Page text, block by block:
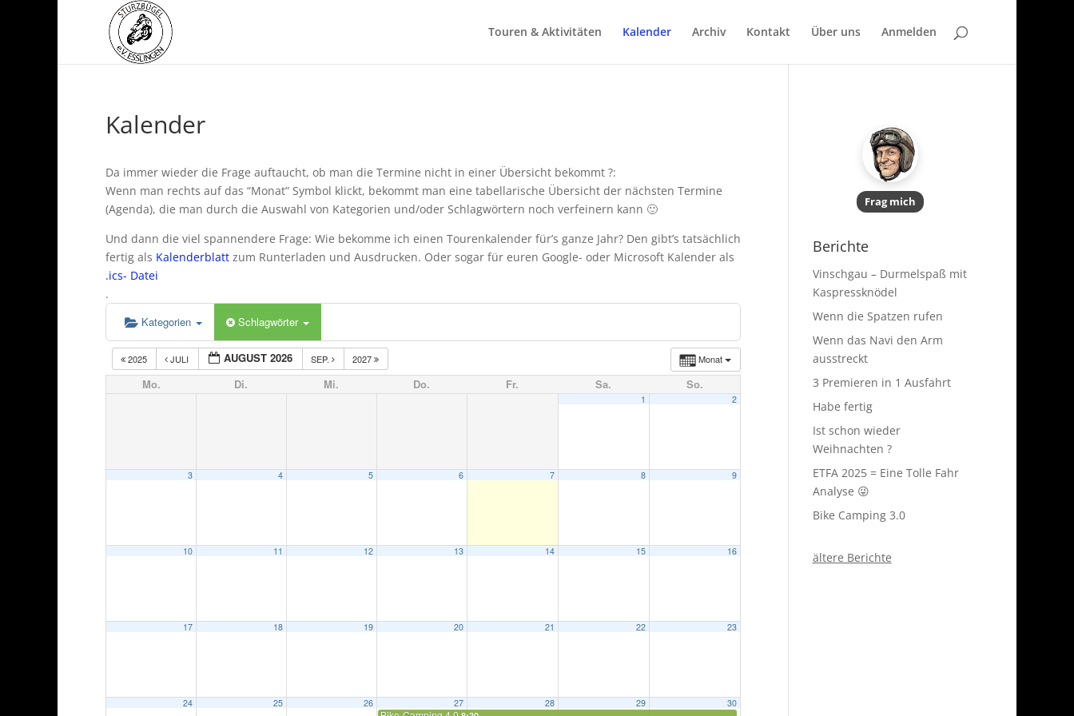
Touren & Aktivitäten Kalender Archiv Kontakt Über uns Anmelden
Kalender
Da immer wieder die Frage auftaucht, ob man die Termine nicht in einer Übersicht bekommt ?:
Wenn man rechts auf das “Monat” Symbol klickt, bekommt man eine tabellarische Übersicht der nächsten Termine
(Agenda), die man durch die Auswahl von Kategorien und/oder Schlagwörtern noch verfeinern kann 🙂
Und dann die viel spannendere Frage: Wie bekomme ich einen Tourenkalender für’s ganze Jahr? Den gibt’s tatsächlich
fertig als Kalenderblatt zum Runterladen und Ausdrucken. Oder sogar für euren Google- oder Microsoft Kalender als
.ics- Datei
.
Kategorien
Schlagwörter
Monat
2025 JULI AUGUST 2026 SEP. 2027
Mo. Di. Mi. Do. Fr. Sa. So.
1 2
3 4 5 6 7 8 9
10 11 12 13 14 15 16
17 18 19 20 21 22 23
24 25 26 27 28 29 30
Frag mich
Berichte
Vinschgau – Durmelspaß mit
Kaspressknödel
Wenn die Spatzen rufen
Wenn das Navi den Arm
ausstreckt
3 Premieren in 1 Ausfahrt
Habe fertig
Ist schon wieder
Weihnachten ?
ETFA 2025 = Eine Tolle Fahr
Analyse 😜
Bike Camping 3.0
ältere Berichte